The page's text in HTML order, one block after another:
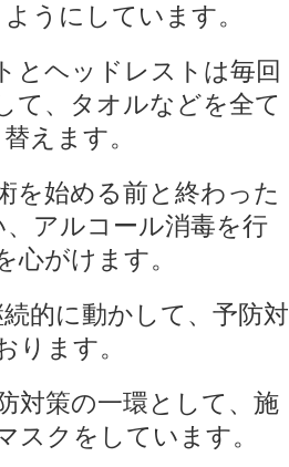
うにしています。
とヘッドレストは毎回
て、タオルなどを全て
えます。
を始める前と終わった
アルコール消毒を行
心がけます。
的に動かして、予防対
ります。
対策の一環として、施
スクをしています。